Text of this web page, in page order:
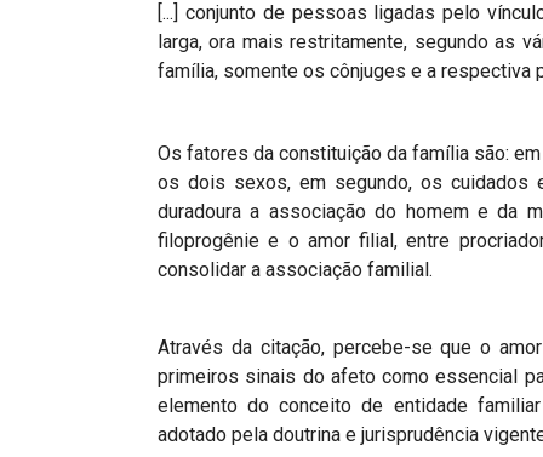
[...] conjunto de pessoas ligadas pelo
larga, ora mais restritamente, segundo as
família, somente os cônjuges e a respectiva
Os fatores da constituição da família são:
os dois sexos, em segundo, os cuidados
duradoura a associação do homem e da
filoprogênie e o amor filial, entre
consolidar a associação familial.
Através da citação, percebe-se que o
primeiros sinais do afeto como essencial
elemento do conceito de entidade
adotado pela doutrina e jurisprudência